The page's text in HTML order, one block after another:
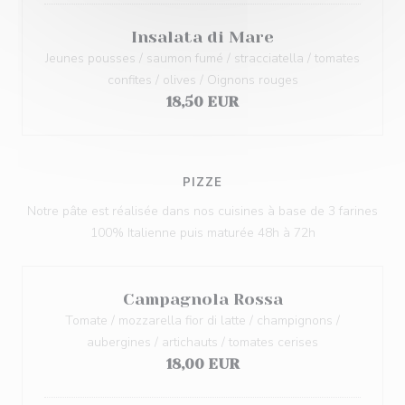
Insalata di Mare
Jeunes pousses / saumon fumé / stracciatella / tomates
confites / olives / Oignons rouges
18,50 EUR
PIZZE
Notre pâte est réalisée dans nos cuisines à base de 3 farines
100% Italienne puis maturée 48h à 72h
Campagnola Rossa
Tomate / mozzarella fior di latte / champignons /
aubergines / artichauts / tomates cerises
18,00 EUR